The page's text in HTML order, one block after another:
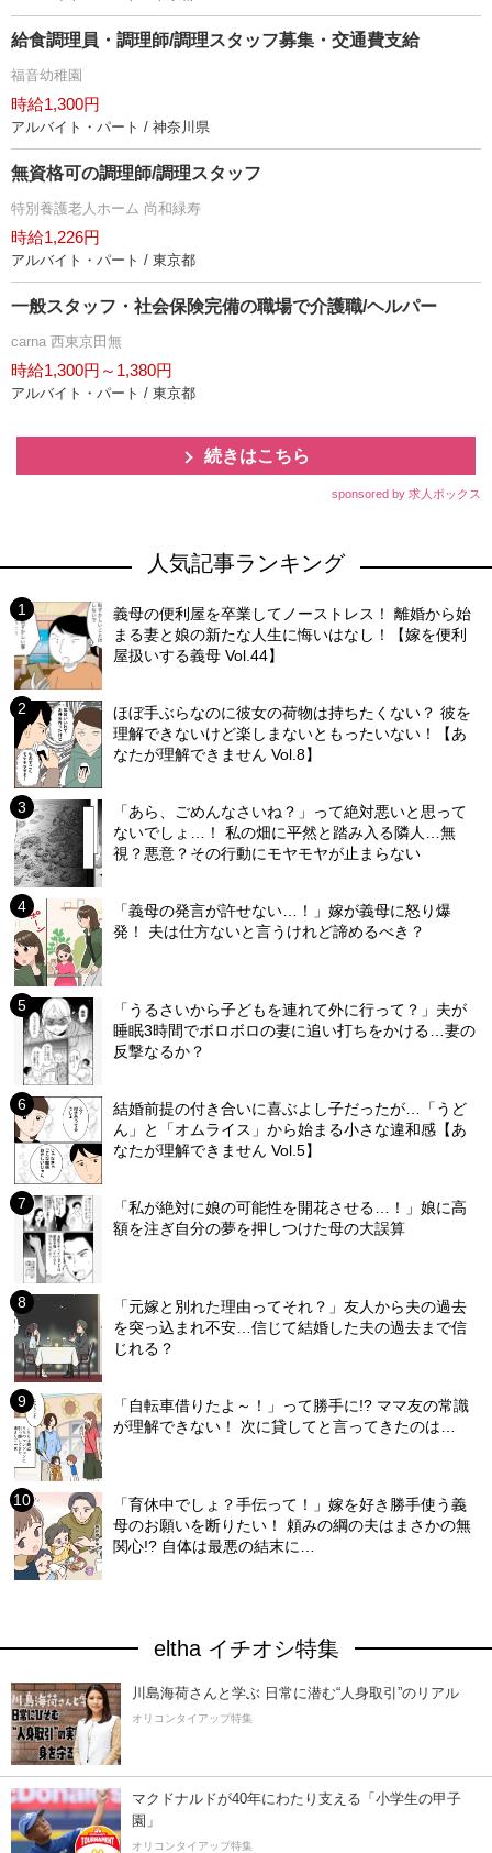
給食調理員・調理師/調理スタッフ募集・交通費支給
福音幼稚園
時給1,300円
アルバイト・パート / 神奈川県
無資格可の調理師/調理スタッフ
特別養護老人ホーム 尚和緑寿
時給1,226円
アルバイト・パート / 東京都
一般スタッフ・社会保険完備の職場で介護職/ヘルパー
carna 西東京田無
時給1,300円～1,380円
アルバイト・パート / 東京都
続きはこちら
sponsored by 求人ボックス
人気記事ランキング
義母の便利屋を卒業してノーストレス！ 離婚から始
まる妻と娘の新たな人生に悔いはなし！【嫁を便利
屋扱いする義母 Vol.44】
ほぼ手ぶらなのに彼女の荷物は持ちたくない？ 彼を
理解できないけど楽しまないともったいない！【あ
なたが理解できません Vol.8】
「あら、ごめんなさいね？」って絶対悪いと思って
ないでしょ…！ 私の畑に平然と踏み入る隣人…無
視？悪意？その行動にモヤモヤが止まらない
「義母の発言が許せない…！」嫁が義母に怒り爆
発！ 夫は仕方ないと言うけれど諦めるべき？
「うるさいから子どもを連れて外に行って？」夫が
睡眠3時間でボロボロの妻に追い打ちをかける…妻の
反撃なるか？
結婚前提の付き合いに喜ぶよし子だったが…「うど
ん」と「オムライス」から始まる小さな違和感【あ
なたが理解できません Vol.5】
「私が絶対に娘の可能性を開花させる…！」娘に高
額を注ぎ自分の夢を押しつけた母の大誤算
「元嫁と別れた理由ってそれ？」友人から夫の過去
を突っ込まれ不安…信じて結婚した夫の過去まで信
じれる？
「自転車借りたよ～！」って勝手に!? ママ友の常識
が理解できない！ 次に貸してと言ってきたのは…
「育休中でしょ？手伝って！」嫁を好き勝手使う義
母のお願いを断りたい！ 頼みの綱の夫はまさかの無
関心!? 自体は最悪の結末に…
eltha イチオシ特集
川島海荷さんと学ぶ 日常に潜む“人身取引”のリアル
オリコンタイアップ特集
マクドナルドが40年にわたり支える「小学生の甲子
園」
オリコンタイアップ特集